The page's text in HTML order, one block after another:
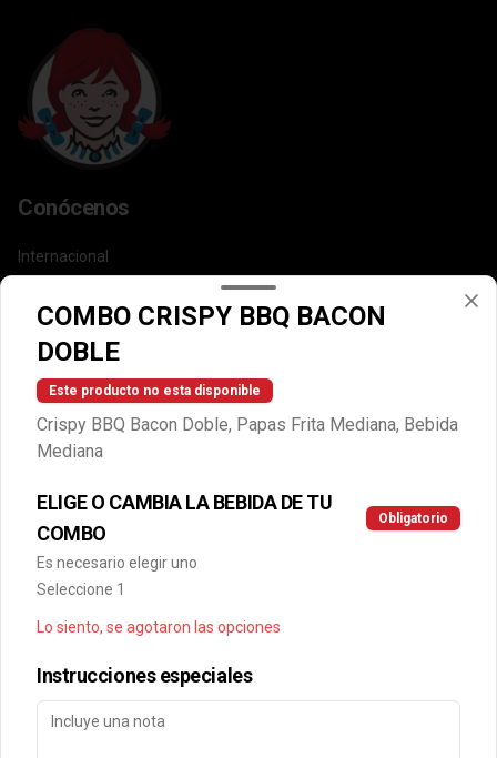
Conócenos
Internacional
DEGASA
Trabaja con nosotros
Escríbenos por WhatsApp: +56950183243
Locales
Política de privacidad
Redes sociales
Facebook
Mi cuenta
COMBO CRISPY BBQ BACON
DOBLE
Este producto no esta disponible
Crispy BBQ Bacon Doble, Papas Frita Mediana, Bebida
Mediana
ELIGE O CAMBIA LA BEBIDA DE TU
COMBO
Obligatorio
Es necesario elegir uno
Seleccione 1
Lo siento, se agotaron las opciones
Instrucciones especiales